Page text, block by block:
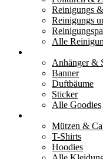
Reinigungs
Reinigungs
Alle
Anhänger &
Banner
Duftbäume
Sticker
Alle Goodies
Mützen &
T-Shirts
Hoodies